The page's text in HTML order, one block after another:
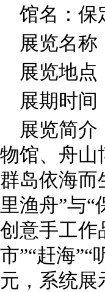
馆名：保
展览名
展览地点
展期时间
展览简
物馆、舟山
群岛依海而
里渔舟”与“
创意手工作
市”“赶海”“
元，系统展